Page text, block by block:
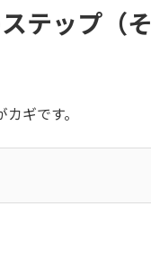
テップ（そ
カギです。